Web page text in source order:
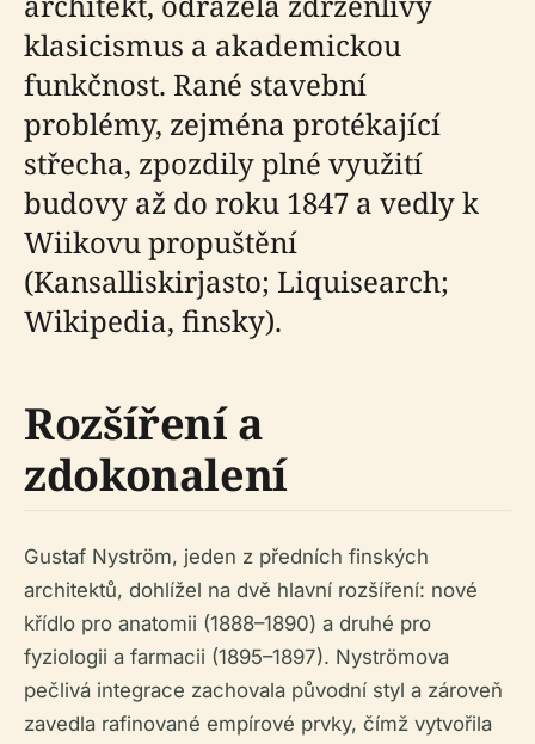
klasicismus a akademickou
funkčnost. Rané stavební
problémy, zejména protékající
střecha, zpozdily plné využití
budovy až do roku 1847 a vedly k
Wiikovu propuštění
(Kansalliskirjasto; Liquisearch;
Wikipedia, finsky).
Rozšíření a
zdokonalení
Gustaf Nyström, jeden z předních finských
architektů, dohlížel na dvě hlavní rozšíření: nové
křídlo pro anatomii (1888–1890) a druhé pro
fyziologii a farmacii (1895–1897). Nyströmova
pečlivá integrace zachovala původní styl a zároveň
zavedla rafinované empírové prvky, čímž vytvořila